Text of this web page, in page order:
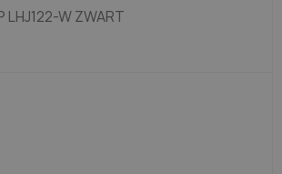
LHJ122-W ZWART